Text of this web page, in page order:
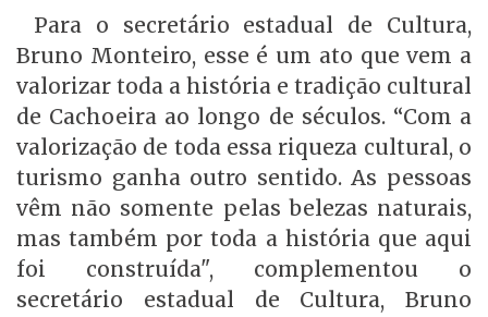
Para o secretário estadual de Cultura,
Bruno Monteiro, esse é um ato que vem a
valorizar toda a história e tradição cultural
de Cachoeira ao longo de séculos. “Com a
valorização de toda essa riqueza cultural, o
turismo ganha outro sentido. As pessoas
vêm não somente pelas belezas naturais,
mas também por toda a história que aqui
foi construída", complementou o
secretário estadual de Cultura, Bruno